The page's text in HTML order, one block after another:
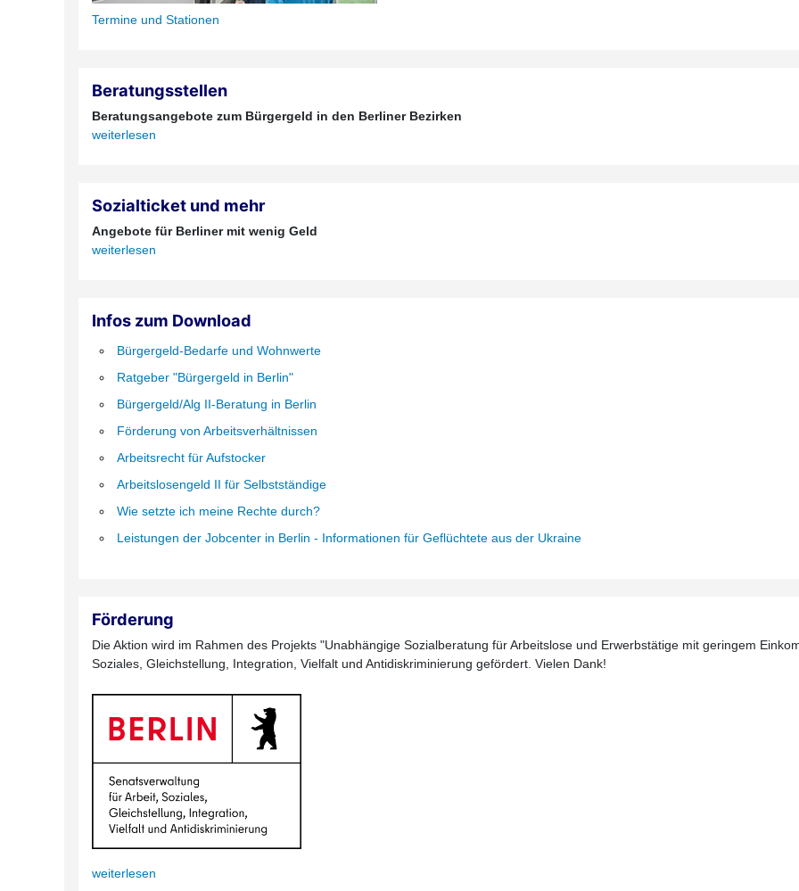
Termine und Stationen
Beratungsstellen
Beratungsangebote zum Bürgergeld in den Berliner Bezirken
weiterlesen
Sozialticket und mehr
Angebote für Berliner mit wenig Geld
weiterlesen
Infos zum Download
Bürgergeld-Bedarfe und Wohnwerte
Ratgeber "Bürgergeld in Berlin"
Bürgergeld/Alg II-Beratung in Berlin
Förderung von Arbeitsverhältnissen
Arbeitsrecht für Aufstocker
Arbeitslosengeld II für Selbstständige
Wie setzte ich meine Rechte durch?
Leistungen der Jobcenter in Berlin - Informationen für Geflüchtete aus der Ukraine
Förderung
Die Aktion wird im Rahmen des Projekts "Unabhängige Sozialberatung für Arbeitslose und Erwerbstätige mit geringem
Soziales, Gleichstellung, Integration, Vielfalt und Antidiskriminierung gefördert. Vielen Dank!
weiterlesen